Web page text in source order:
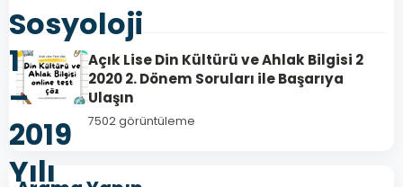
Sosyoloji
1
–
2019
Yılı
Açık Lise Din Kültürü ve Ahlak Bilgisi 2
2020 2. Dönem Soruları ile Başarıya
Ulaşın
7502 görüntüleme